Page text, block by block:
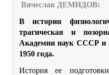
Вячеслав ДЕМИДОВ:
В истории
трагическая и
Академии наук СССР и
1950 года.
История ее